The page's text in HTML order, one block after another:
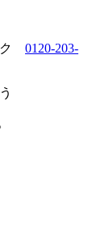
ク 0120-203-